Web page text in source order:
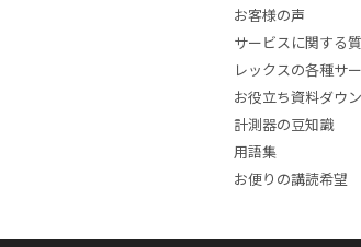
お客様の声
サービスに関する
レックスの各種サ
お役立ち資料ダウ
計測器の豆知識
用語集
お便りの講読希望